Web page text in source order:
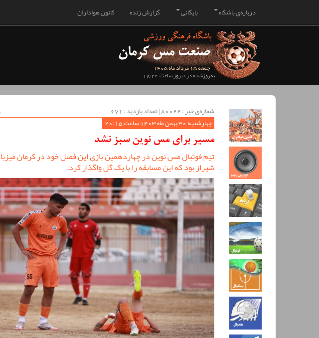
کانون هواداران گزارش زنده بایگانی درباره‌ی باشگاه
جمعه 15 مرداد ماه 1405
به‌روزشده در دیروز ساعت 18:24
شماره‌ی خبر : ‌80022 | تعداد بازدید : 671
چهارشنبه 30 بهمن ماه 1403 ساعت 20:15
مسیر برای مس نوین سبز نشد
تیم فوتبال مس نوین در چهاردهمین بازی این فصل خود در کرمان
شیراز بود که این مسابقه را با یک گل واگذار کرد.